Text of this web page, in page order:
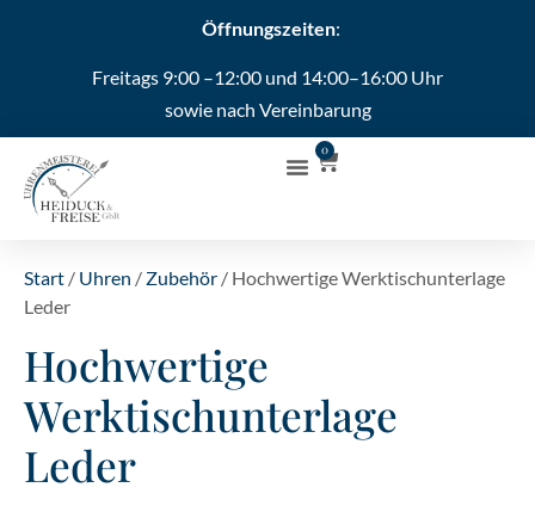
Öffnungszeiten:
Freitags 9:00 –12:00 und 14:00–16:00 Uhr
sowie nach Vereinbarung
0
Start / Uhren / Zubehör / Hochwertige Werktischunterlage
Leder
Hochwertige
Werktischunterlage
Leder